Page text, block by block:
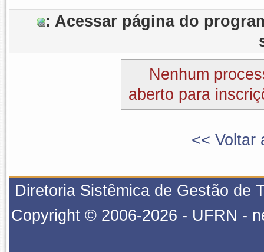
: Acessar página do
Nenhum
aberto para
<< Voltar
Diretoria Sistêmica de Gestão de
Copyright © 2006-2026 - UFRN -